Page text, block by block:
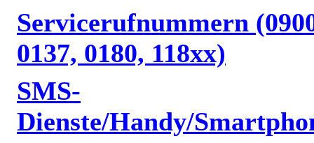
Servicerufnummern
0137, 0180, 118xx)
SMS-
Dienste/Handy/